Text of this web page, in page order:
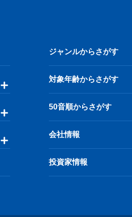
ジャンルからさがす
対象年齢からさがす
50音順からさがす
会社情報
投資家情報